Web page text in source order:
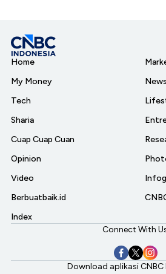
Home
My Money
Tech
Sharia
Cuap Cuap Cuan
Opinion
Video
Berbuatbaik.id
Index
News
Connect With
Download aplikasi CNBC